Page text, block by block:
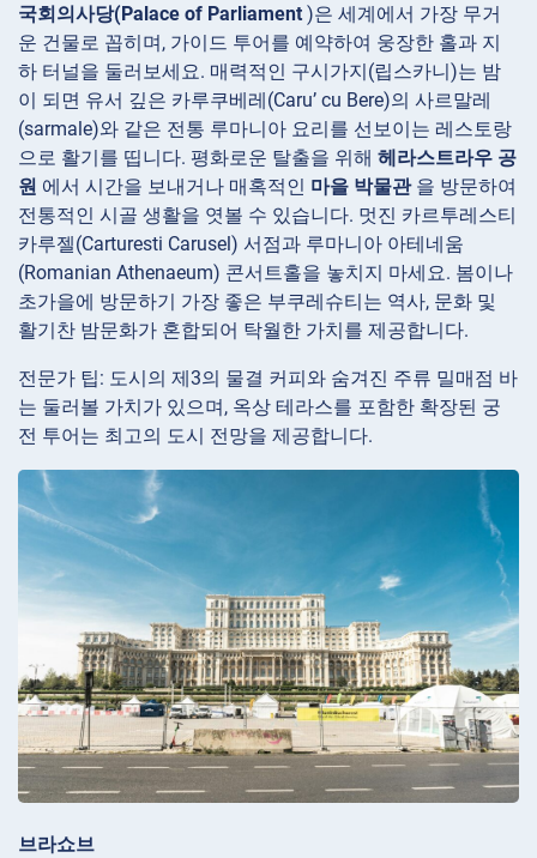
국회의사당(Palace of Parliament )은 세계에서 가장 무거
운 건물로 꼽히며, 가이드 투어를 예약하여 웅장한 홀과 지
하 터널을 둘러보세요. 매력적인 구시가지(립스카니)는 밤
이 되면 유서 깊은 카루쿠베레(Caru’ cu Bere)의 사르말레
(sarmale)와 같은 전통 루마니아 요리를 선보이는 레스토랑
으로 활기를 띱니다. 평화로운 탈출을 위해 헤라스트라우 공
원 에서 시간을 보내거나 매혹적인 마을 박물관을 방문하여
전통적인 시골 생활을 엿볼 수 있습니다. 멋진 카르투레스티
카루젤(Carturesti Carusel) 서점과 루마니아 아테네움
(Romanian Athenaeum) 콘서트홀을 놓치지 마세요. 봄이나
초가을에 방문하기 가장 좋은 부쿠레슈티는 역사, 문화 및
활기찬 밤문화가 혼합되어 탁월한 가치를 제공합니다.
전문가 팁: 도시의 제3의 물결 커피와 숨겨진 주류 밀매점 바
는 둘러볼 가치가 있으며, 옥상 테라스를 포함한 확장된 궁
전 투어는 최고의 도시 전망을 제공합니다.
브라쇼브